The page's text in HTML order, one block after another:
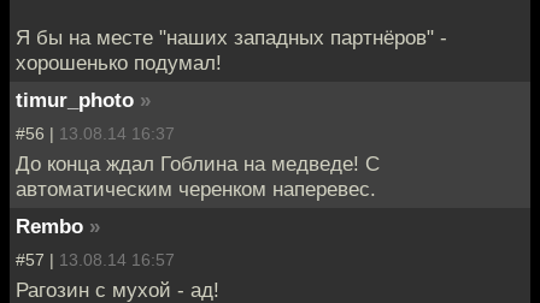
Я бы на месте "наших западных партнёров" -
хорошенько подумал!
timur_photo »
#56 | 13.08.14 16:37
До конца ждал Гоблина на медведе! С
автоматическим черенком наперевес.
Rembo »
#57 | 13.08.14 16:57
Рагозин с мухой - ад!